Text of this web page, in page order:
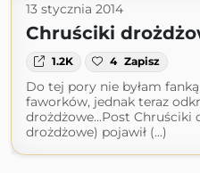
13 stycznia 2014
Chruściki
1.2K 4 Zapisz
Do tej pory nie byłam
faworków, jednak teraz
drożdżowe...Post Chruściki
drożdżowe) pojawił (...)